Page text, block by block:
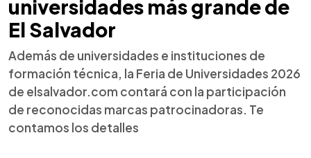
universidades más grande de
El Salvador
Además de universidades e instituciones de
formación técnica, la Feria de Universidades 2026
de elsalvador.com contará con la participación
de reconocidas marcas patrocinadoras. Te
contamos los detalles